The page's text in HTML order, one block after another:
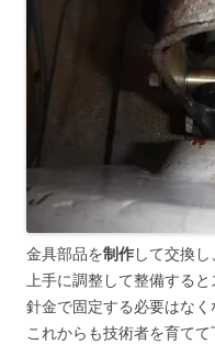
金具部品を制作して交換し、
上手に調整して整備すると
針金で固定する必要はなく
これからも技術者を育てて